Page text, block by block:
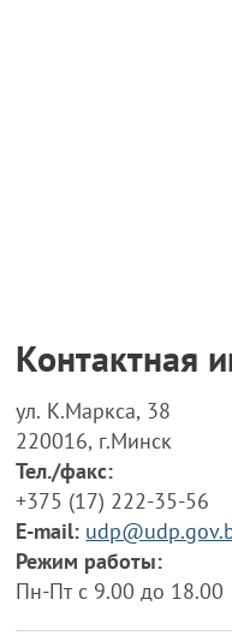
Контактная
ул. К.Маркса, 38
220016, г.Минск
Тел./факс:
+375 (17) 222-35-56
E-mail:
Режим работы:
Пн-Пт с 9.00 до 18.00